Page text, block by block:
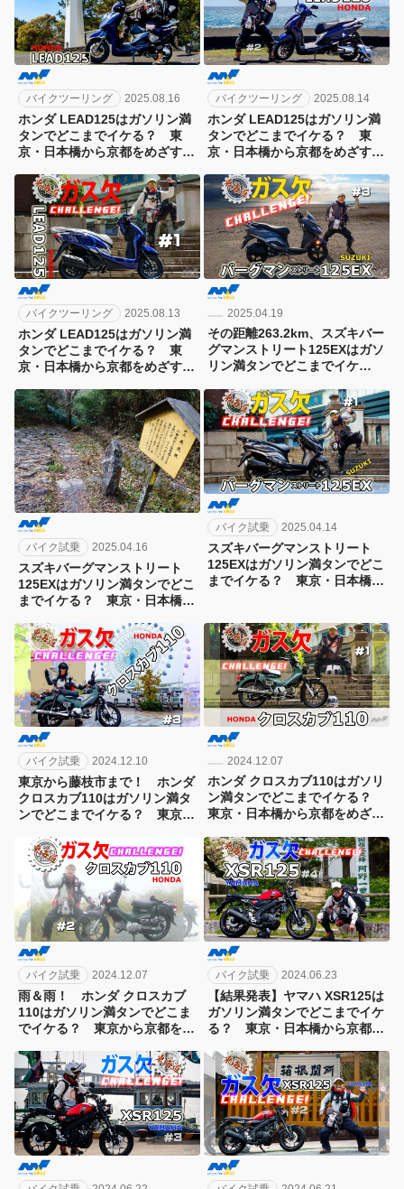
バイクツーリング 2025.08.16
ホンダ LEAD125はガソリン満
タンでどこまでイケる？ 東
京・日本橋から京都をめざす東
[3日目]
バイクツーリング 2025.08.14
ホンダ LEAD125はガソリン満
タンでどこまでイケる？ 東
京・日本橋から京都をめざす東
[2日目]
バイクツーリング 2025.08.13
ホンダ LEAD125はガソリン満
タンでどこまでイケる？ 東
京・日本橋から京都をめざす東
[1日目]
2025.04.19
その距離263.2km、スズキバー
グマンストリート125EXはガソ
リン満タンでどこまでイケ
めざす東海道ガス欠チャレンジ
第9弾！[3日目]
バイク試乗 2025.04.16
スズキバーグマンストリート
125EXはガソリン満タンでどこ
までイケる？ 東京・日本橋か
ャレンジ第9弾！[2日目]
バイク試乗 2025.04.14
スズキバーグマンストリート
125EXはガソリン満タンでどこ
までイケる？ 東京・日本橋か
バイク試乗 2024.12.10
東京から藤枝市まで！ ホンダ
クロスカブ110はガソリン満タ
ンでどこまでイケる？ 東京・
ガス欠チャレンジ第8弾[3日目]
2024.12.07
ホンダ クロスカブ110はガソリ
ン満タンでどこまでイケる？
東京・日本橋から京都をめざす
弾！[1日目]
バイク試乗 2024.12.07
雨＆雨！ ホンダ クロスカブ
110はガソリン満タンでどこま
でイケる？ 東京から京都をめ
8弾！[2日目]
バイク試乗 2024.06.23
【結果発表】ヤマハ XSR125は
ガソリン満タンでどこまでイケ
る？ 東京・日本橋から京都を
第7弾！[4日目]